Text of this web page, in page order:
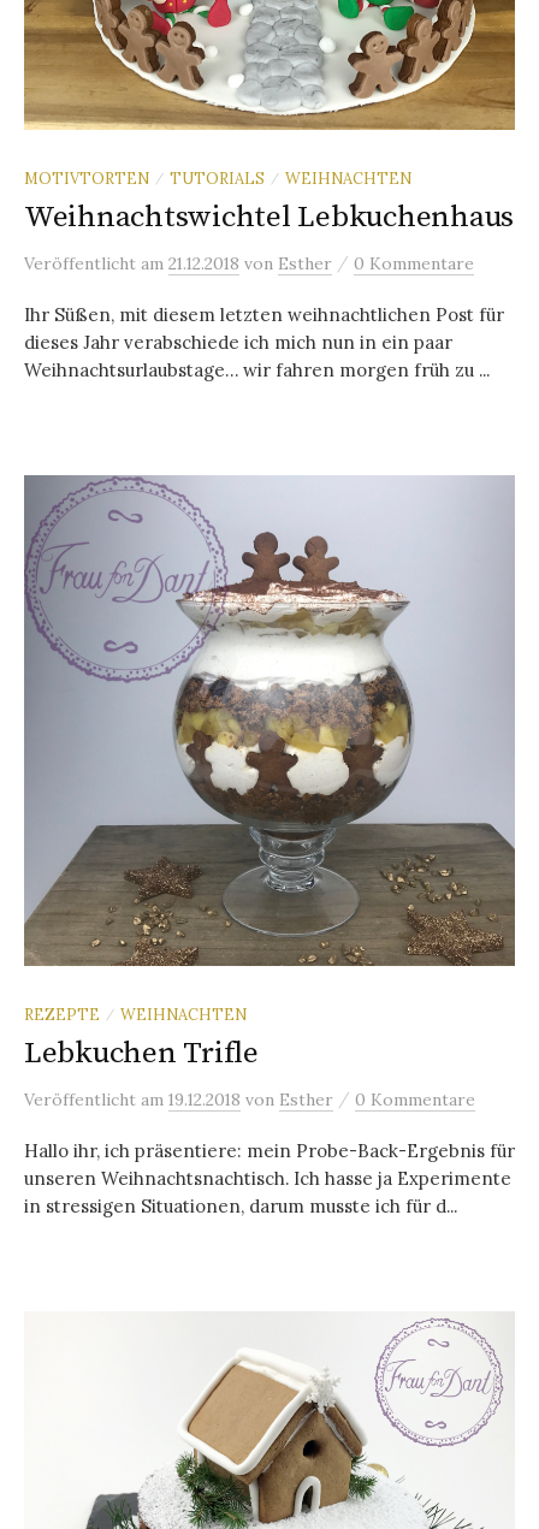
MOTIVTORTEN / TUTORIALS / WEIHNACHTEN
Weihnachtswichtel Lebkuchenhaus
Veröffentlicht am 21.12.2018 von Esther / 0 Kommentare
Ihr Süßen, mit diesem letzten weihnachtlichen Post für
dieses Jahr verabschiede ich mich nun in ein paar
Weihnachtsurlaubstage… wir fahren morgen früh zu ...
REZEPTE / WEIHNACHTEN
Lebkuchen Trifle
Veröffentlicht am 19.12.2018 von Esther / 0 Kommentare
Hallo ihr, ich präsentiere: mein Probe-Back-Ergebnis für
unseren Weihnachtsnachtisch. Ich hasse ja Experimente
in stressigen Situationen, darum musste ich für d...